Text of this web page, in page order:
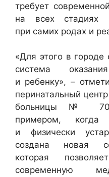
требует
на всех стадиях
при самих родах и
«Для этого в городе
система
и ребенку», –
перинатальный
больницы № 70
примером,
и физически
создана новая
которая
современную